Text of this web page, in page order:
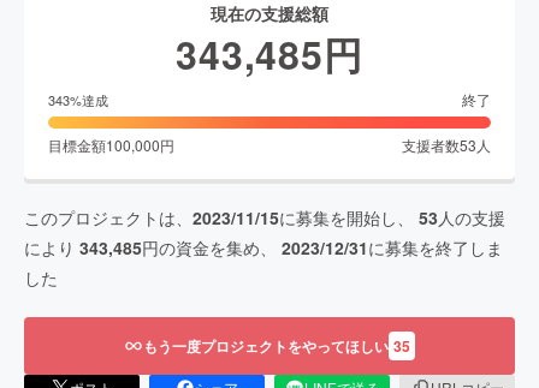
現在の支援総額
343,485円
343%達成 終了
目標金額100,000円 支援者数53 人
このプロジェクトは、 2023/11/15に募集を開始し、 53人の支援
により 343,485円の資金を集め、 2023/12/31に募集を終了しま
した
もう一度プロジェクトをやってほしい 35